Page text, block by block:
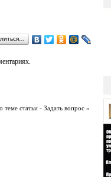
теме статьи - Задать вопрос »